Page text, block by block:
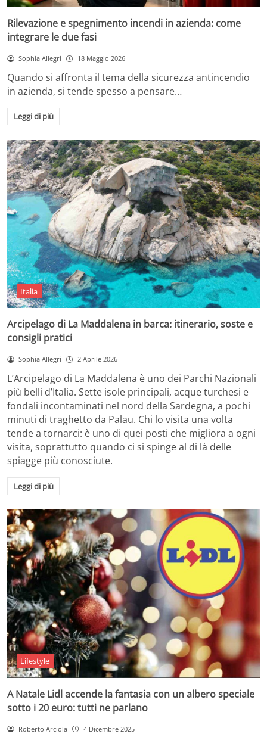
Rilevazione e spegnimento incendi in azienda: come
integrare le due fasi
Sophia Allegri 18 Maggio 2026
Quando si affronta il tema della sicurezza antincendio
in azienda, si tende spesso a pensare…
Leggi di più
Italia
Arcipelago di La Maddalena in barca: itinerario, soste e
consigli pratici
Sophia Allegri 2 Aprile 2026
L’Arcipelago di La Maddalena è uno dei Parchi Nazionali
più belli d’Italia. Sette isole principali, acque turchesi e
fondali incontaminati nel nord della Sardegna, a pochi
minuti di traghetto da Palau. Chi lo visita una volta
tende a tornarci: è uno di quei posti che migliora a ogni
visita, soprattutto quando ci si spinge al di là delle
spiagge più conosciute.
Leggi di più
Lifestyle
A Natale Lidl accende la fantasia con un albero speciale
sotto i 20 euro: tutti ne parlano
Roberto Arciola 4 Dicembre 2025